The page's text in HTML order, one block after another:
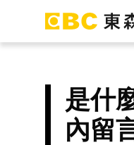
是什
內留